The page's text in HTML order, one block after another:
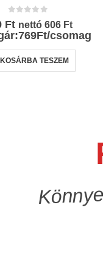
az 5-ből
Ft nettó606 Ft
csomag
KOSÁRBA TESZEM